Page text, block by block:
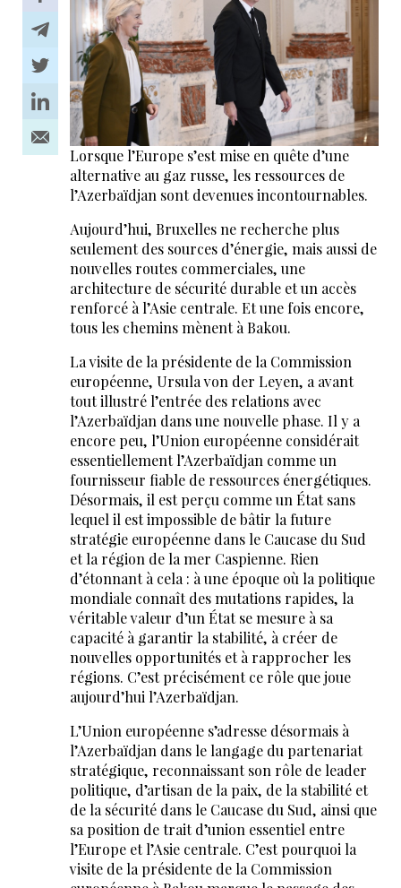
Lorsque l’Europe s’est mise en quête d’une
alternative au gaz russe, les ressources de
l’Azerbaïdjan sont devenues incontournables.
Aujourd’hui, Bruxelles ne recherche plus
seulement des sources d’énergie, mais aussi de
nouvelles routes commerciales, une
architecture de sécurité durable et un accès
renforcé à l’Asie centrale. Et une fois encore,
tous les chemins mènent à Bakou.
La visite de la présidente de la Commission
européenne, Ursula von der Leyen, a avant
tout illustré l’entrée des relations avec
l’Azerbaïdjan dans une nouvelle phase. Il y a
encore peu, l’Union européenne considérait
essentiellement l’Azerbaïdjan comme un
fournisseur fiable de ressources énergétiques.
Désormais, il est perçu comme un État sans
lequel il est impossible de bâtir la future
stratégie européenne dans le Caucase du Sud
et la région de la mer Caspienne. Rien
d’étonnant à cela : à une époque où la politique
mondiale connaît des mutations rapides, la
véritable valeur d’un État se mesure à sa
capacité à garantir la stabilité, à créer de
nouvelles opportunités et à rapprocher les
régions. C’est précisément ce rôle que joue
aujourd’hui l’Azerbaïdjan.
L’Union européenne s’adresse désormais à
l’Azerbaïdjan dans le langage du partenariat
stratégique, reconnaissant son rôle de leader
politique, d’artisan de la paix, de la stabilité et
de la sécurité dans le Caucase du Sud, ainsi que
sa position de trait d’union essentiel entre
l’Europe et l’Asie centrale. C’est pourquoi la
visite de la présidente de la Commission